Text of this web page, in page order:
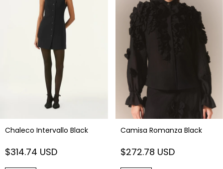
Chaleco Intervallo Black
$314.74 USD
Camisa Romanza Black
$272.78 USD